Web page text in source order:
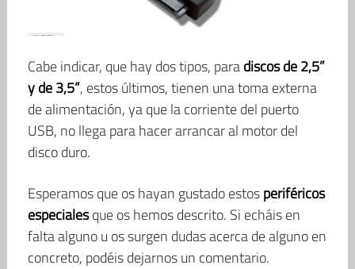
Cabe indicar, que hay dos tipos, paradiscos de 2,5”
y de 3,5”, estos últimos, tienen una toma externa
de alimentación, ya que la corriente del puerto
USB, no llega para hacer arrancar al motor del
disco duro.
Esperamos que os hayan gustado estosperiféricos
especialesque os hemos descrito. Si echáis en
falta alguno u os surgen dudas acerca de alguno en
concreto, podéis dejarnos un comentario.